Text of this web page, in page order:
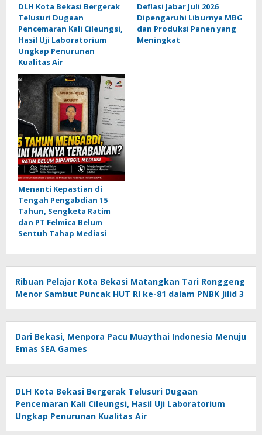
DLH Kota Bekasi Bergerak
Telusuri Dugaan
Pencemaran Kali Cileungsi,
Hasil Uji Laboratorium
Ungkap Penurunan
Kualitas Air
Deflasi Jabar Juli 2026
Dipengaruhi Liburnya MBG
dan Produksi Panen yang
Meningkat
Menanti Kepastian di
Tengah Pengabdian 15
Tahun, Sengketa Ratim
dan PT Felmica Belum
Sentuh Tahap Mediasi
Ribuan Pelajar Kota Bekasi Matangkan Tari Ronggeng
Menor Sambut Puncak HUT RI ke-81 dalam PNBK Jilid 3
Dari Bekasi, Menpora Pacu Muaythai Indonesia Menuju
Emas SEA Games
DLH Kota Bekasi Bergerak Telusuri Dugaan
Pencemaran Kali Cileungsi, Hasil Uji Laboratorium
Ungkap Penurunan Kualitas Air